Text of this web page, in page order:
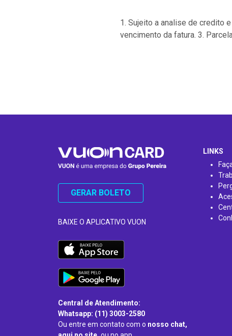
1. Sujeito a analise de credito
vencimento da fatura. 3.
GERAR BOLETO
BAIXE O APLICATIVO VUON
Central de Atendimento:
Whatsapp: (11) 3003-2580
Ou entre em contato com o nosso chat,
LINKS